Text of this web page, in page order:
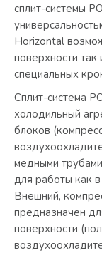
сплит-системы
Horizontal
поверхности
специальных
Сплит-система
холодильный
блоков
медными
для работы как
Внешний,
предназначен
поверхности